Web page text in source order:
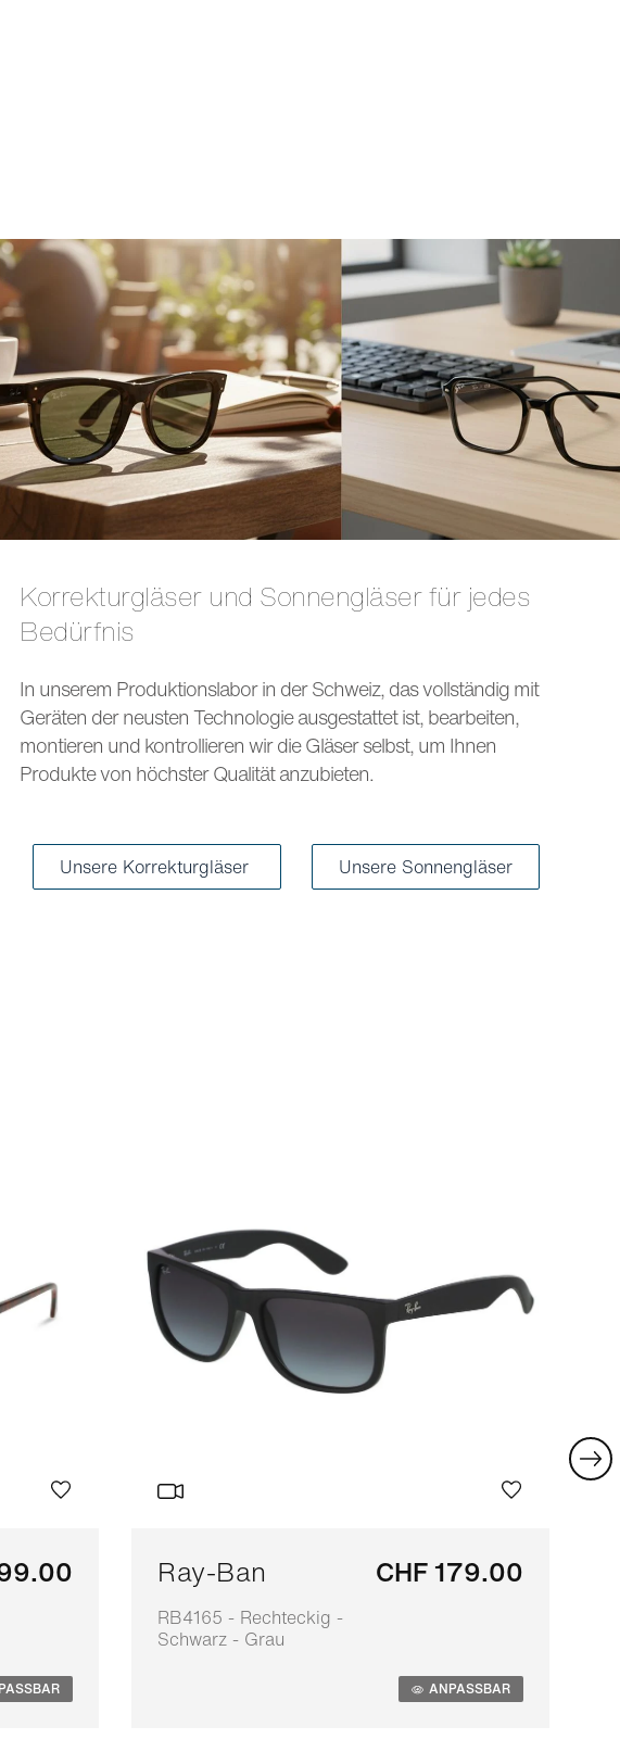
Korrekturgläser und Sonnengläser für jedes
Bedürfnis
In unserem Produktionslabor in der Schweiz, das vollständig mit
Geräten der neusten Technologie ausgestattet ist, bearbeiten,
montieren und kontrollieren wir die Gläser selbst, um Ihnen
Produkte von höchster Qualität anzubieten.
Unsere Korrekturgläser Unsere Sonnengläser
Ray-Ban
RB4165 - Rechteckig -
Schwarz - Grau
CHF 179.00
ANPASSBAR